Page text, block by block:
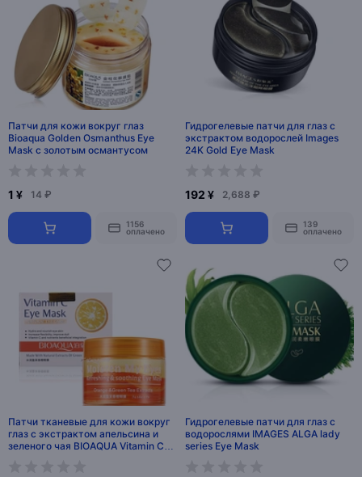
Патчи для кожи вокруг глаз
Bioaqua Golden Osmanthus Eye
Mask с золотым османтусом
1 ¥ 14 ₽
1156
оплачено
Гидрогелевые патчи для глаз с
экстрактом водорослей Images
24K Gold Eye Mask
192 ¥ 2,688 ₽
139
оплачено
Патчи тканевые для кожи вокруг
глаз с экстрактом апельсина и
зеленого чая BIOAQUA Vitamin C
Гидрогелевые патчи для глаз с
водорослями IMAGES ALGA lady
series Eye Mask